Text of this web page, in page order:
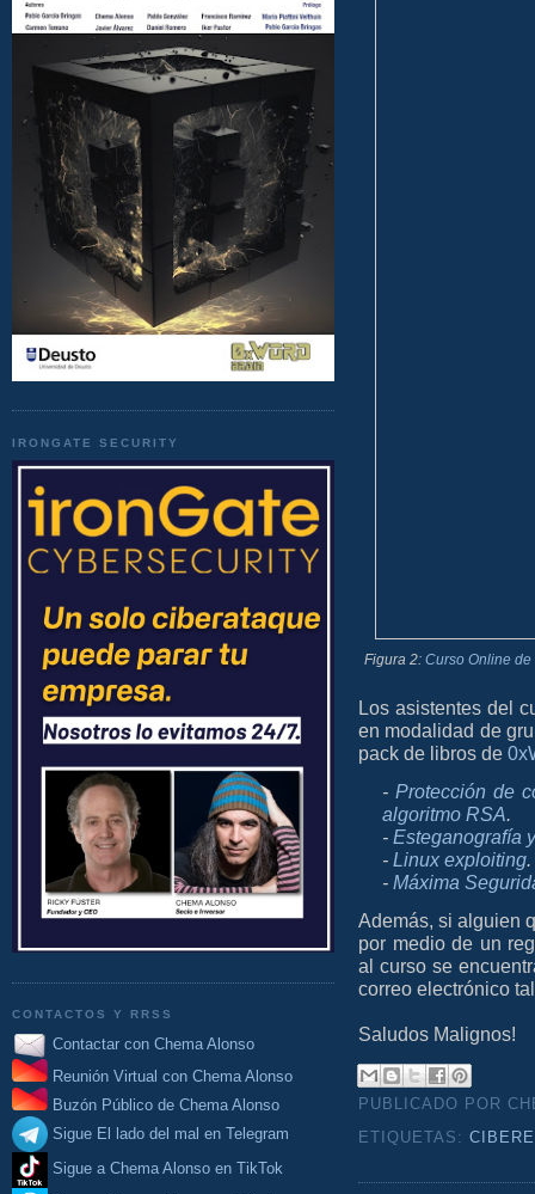
IRONGATE SECURITY
CONTACTOS Y RRSS
Contactar con Chema Alonso
Reunión Virtual con Chema Alonso
Buzón Público de Chema Alonso
Sigue El lado del mal en Telegram
Sigue a Chema Alonso en TikTok
Figura 2: Curso Online
Los asistentes del
en modalidad de
pack de libros de
- Protección de
algoritmo RSA.
- Esteganografía
- Linux exploiting.
- Máxima
Además, si alguien
por medio de un
al curso se
correo electrónico
Saludos Malignos!
PUBLICADO POR
ETIQUETAS: